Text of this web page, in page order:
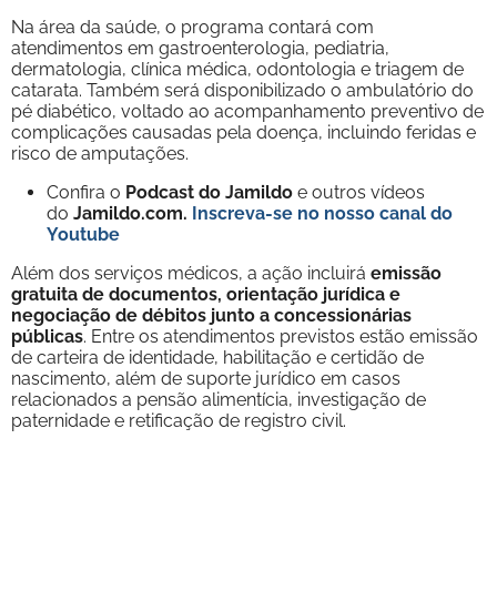
Na área da saúde, o programa contará com
atendimentos em gastroenterologia, pediatria,
dermatologia, clínica médica, odontologia e triagem de
catarata. Também será disponibilizado o ambulatório do
pé diabético, voltado ao acompanhamento preventivo de
complicações causadas pela doença, incluindo feridas e
risco de amputações.
Confira o Podcast do Jamildo e outros vídeos
do Jamildo.com. Inscreva-se no nosso canal do
Youtube
Além dos serviços médicos, a ação incluirá emissão
gratuita de documentos, orientação jurídica e
negociação de débitos junto a concessionárias
públicas. Entre os atendimentos previstos estão emissão
de carteira de identidade, habilitação e certidão de
nascimento, além de suporte jurídico em casos
relacionados a pensão alimentícia, investigação de
paternidade e retificação de registro civil.